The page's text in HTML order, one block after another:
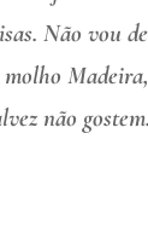
Não vou
não gostem.